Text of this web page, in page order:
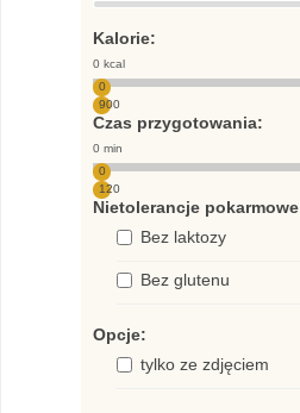
Kalorie:
0 kcal
0
900
Czas przygotowania:
0 min
0
120
Nietolerancje
Bez laktozy
Bez glutenu
Opcje:
tylko ze zdjęciem